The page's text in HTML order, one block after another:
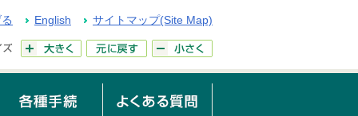
English サイトマップ(Site Map)